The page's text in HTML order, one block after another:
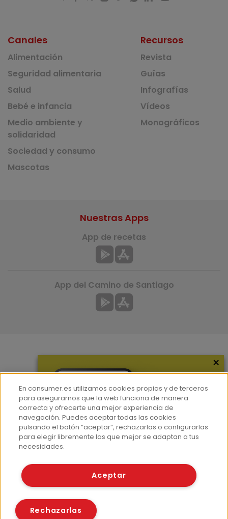
Canales
Alimentación
Seguridad alimentaria
Salud
Bebé e infancia
Medio ambiente y
solidaridad
Sociedad y consumo
Mascotas
Recursos
Revista
Guías
Infografías
Vídeos
Monográficos
Hemeroteca
Contacto
Prensa
Corpus Lingüístico Consumer
Nuestras Apps
App de recetas
App del Camino de Santiago
© Fundación EROSKI
Políticas de cookies
×
En consumer.es utilizamos cookies propias y de terceros
para asegurarnos que la web funciona de manera
correcta y ofrecerte una mejor experiencia de
navegación. Puedes aceptar todas las cookies
pulsando el botón “aceptar”, rechazarlas o configurarlas
para elegir libremente las que mejor se adaptan a tus
necesidades.
Aceptar
Rechazarlas